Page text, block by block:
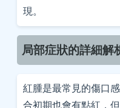
現。
局部症狀的詳細解
紅腫是最常見的傷口
合初期也會有點紅，